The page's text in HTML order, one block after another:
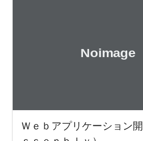
Ｗｅｂアプリケーション